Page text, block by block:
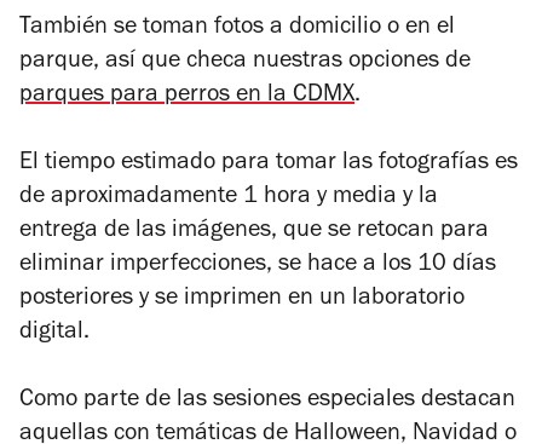
También se toman fotos a domicilio o en el
parque, así que checa nuestras opciones de
parques para perros en la CDMX.
El tiempo estimado para tomar las fotografías es
de aproximadamente 1 hora y media y la
entrega de las imágenes, que se retocan para
eliminar imperfecciones, se hace a los 10 días
posteriores y se imprimen en un laboratorio
digital.
Como parte de las sesiones especiales destacan
aquellas con temáticas de Halloween, Navidad o